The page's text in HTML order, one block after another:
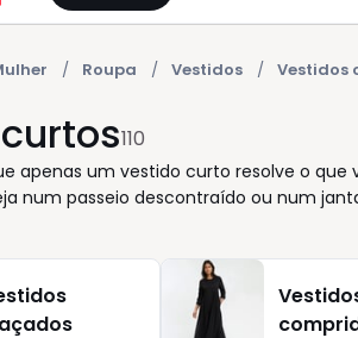
artigos
vistos
Roupa Vestidos Vestidos
110
apenas um vestido curto resolve o
num passeio descontraído ou num
sandálias rasas, mais elegante com
finas ou manga comprida, em cores
ao seu gosto e ocasião. O vestido
luminoso, em diferentes tamanhos,